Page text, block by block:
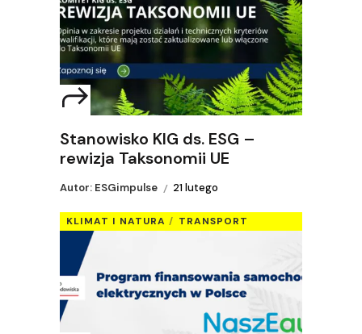
Stanowisko KIG ds. ESG –
rewizja Taksonomii UE
Autor: ESGimpulse 21 lutego
KLIMAT I NATURA TRANSPORT